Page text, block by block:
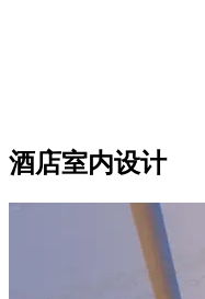
酒店室内设计